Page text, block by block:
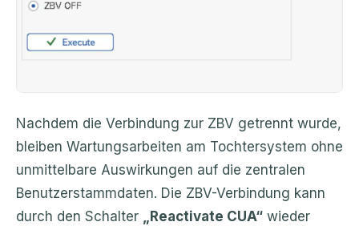
Nachdem die Verbindung zur ZBV getrennt wurde,
bleiben Wartungsarbeiten am Tochtersystem ohne
unmittelbare Auswirkungen auf die zentralen
Benutzerstammdaten. Die ZBV-Verbindung kann
durch den Schalter
„Reactivate CUA“ wieder